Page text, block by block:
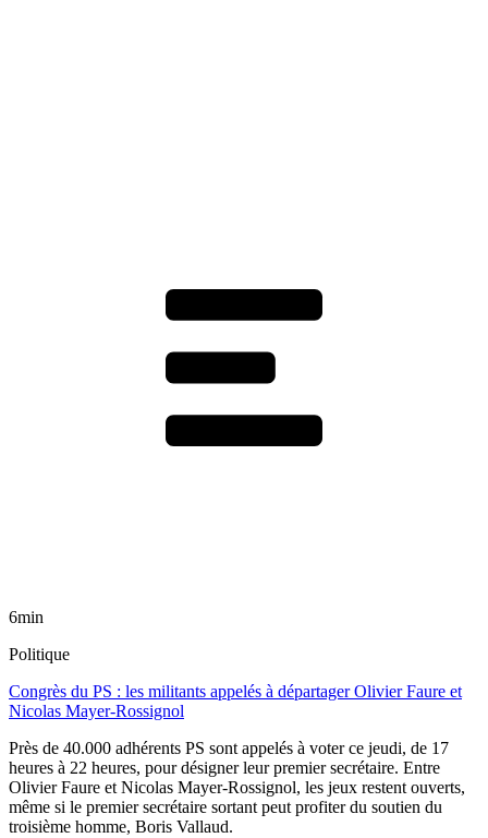
6min
Politique
Congrès du PS : les militants appelés à départager Olivier Faure et
Nicolas Mayer-Rossignol
Près de 40.000 adhérents PS sont appelés à voter ce jeudi, de 17
heures à 22 heures, pour désigner leur premier secrétaire. Entre
Olivier Faure et Nicolas Mayer-Rossignol, les jeux restent ouverts,
même si le premier secrétaire sortant peut profiter du soutien du
troisième homme, Boris Vallaud.